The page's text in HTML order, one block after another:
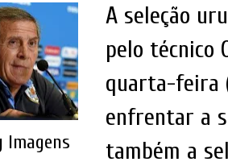
Imagens
A seleção
pelo técnico
quarta-feira
enfrentar a
também a